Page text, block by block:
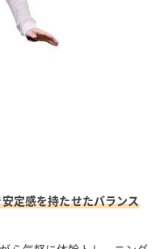
定感を持たせたバランス